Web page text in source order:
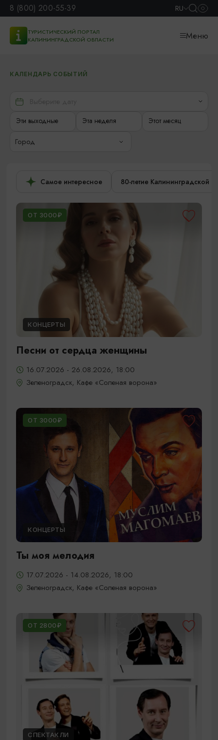
8 (800) 200-55-39 RU
ТУРИСТИЧЕСКИЙ ПОРТАЛ
КАЛИНИНГРАДСКОЙ ОБЛАСТИ
Меню
КАЛЕНДАРЬ СОБЫТИЙ
Эти выходные Эта неделя Этот месяц
Город
Самое интересное 80-летие Калининградской
ОТ 3000₽
КОНЦЕРТЫ
Песни от сердца женщины
16.07.2026 - 26.08.2026, 18:00
Зеленоградск, Кафе «Соленая ворона»
ОТ 3000₽
КОНЦЕРТЫ
Ты моя мелодия
17.07.2026 - 14.08.2026, 18:00
Зеленоградск, Кафе «Соленая ворона»
ОТ 2800₽
СПЕКТАКЛИ